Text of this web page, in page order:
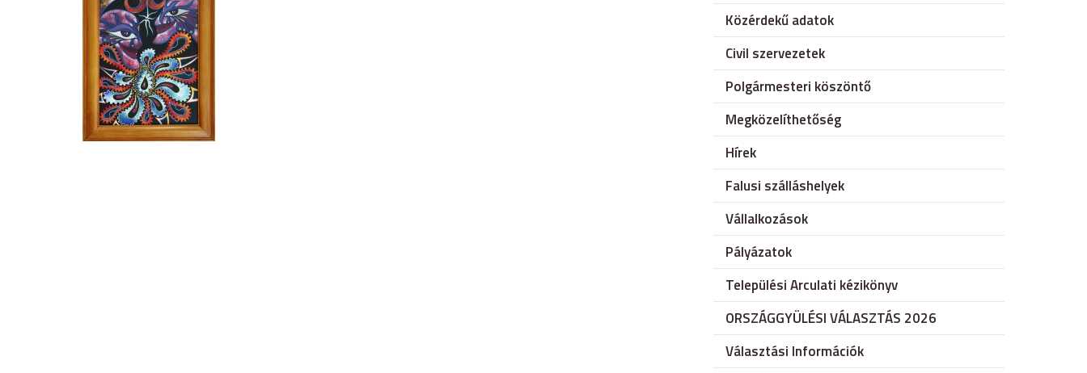
Közérdekű adatok
Civil szervezetek
Polgármesteri köszöntő
Megközelíthetőség
Hírek
Falusi szálláshelyek
Vállalkozások
Pályázatok
Települési Arculati kézikönyv
ORSZÁGGYÜLÉSI VÁLASZTÁS 2026
Választási Információk